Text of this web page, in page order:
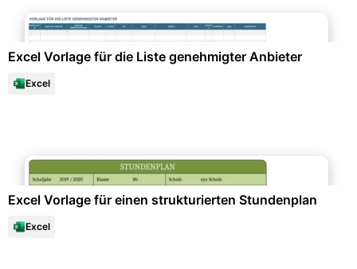
Excel Vorlage für die Liste genehmigter Anbieter
Excel
Excel Vorlage für einen strukturierten Stundenplan
Excel